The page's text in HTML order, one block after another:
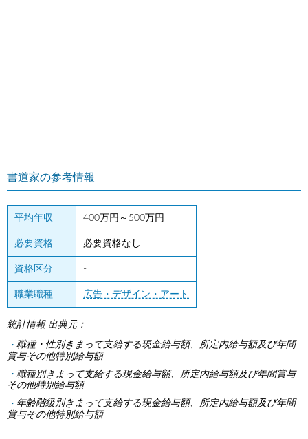
書道家の参考情報
平均年収 400万円～500万円
必要資格 必要資格なし
資格区分 -
職業職種 広告・デザイン・アート
統計情報 出典元：
職種・性別きまって支給する現金給与額、所定内給与額及び年間
賞与その他特別給与額
職種別きまって支給する現金給与額、所定内給与額及び年間賞与
その他特別給与額
年齢階級別きまって支給する現金給与額、所定内給与額及び年間
賞与その他特別給与額